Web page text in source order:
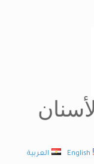
العربية English